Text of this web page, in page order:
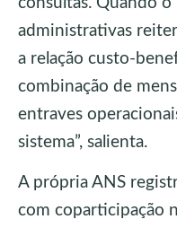
administrativas
a relação custo-
combinação de
entraves
sistema”, salienta.
A própria ANS
com coparticipação